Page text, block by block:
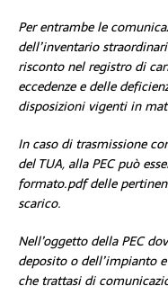
Per entrambe le
dell’inventario
risconto nel registro di
eccedenze e delle
disposizioni vigenti in
In caso di trasmissione
del TUA, alla PEC può
formato.pdf delle
scarico.
Nell’oggetto della PEC
deposito o dell’impianto
che trattasi di